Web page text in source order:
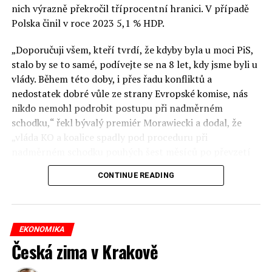
Zavedení povinných kontrol na dovozy drůbežího zatím
nepožadují Potravinářská komora ČR, ani Svaz obchodu
a cestovního ruchu ČR. Jedním z důvodů je fakt, že
Česko není ve výrobě drůbežího masa soběstačné, na
rozdíl od hovězího.
České noviny/ČTK
RELATED TOPICS:
Energa staví novou větrnou farmu
Jaromír Piskoř
redaktor a editor polskodnes.cz
nich výrazně překročil tříprocentní hranici. V případě
Polska činil v roce 2023 5,1 % HDP.
„Doporučuji všem, kteří tvrdí, že kdyby byla u moci PiS,
stalo by se to samé, podívejte se na 8 let, kdy jsme byli u
vlády. Během této doby, i přes řadu konfliktů a
nedostatek dobré vůle ze strany Evropské komise, nás
nikdo nemohl podrobit postupu při nadměrném
schodku,“ řekl bývalý premiér Morawiecki a dodal, že
„vláda KO a koalice spadly pod proceduru při
kdy byl více než 10 měsíců Morawiecki premiérem.
Prezident Institutu veřejných financí Sławomir Dudek
tvrdí, že v roce 2023 si byl Morawiecki vědom, že mu
hrozí procedura apři nadměrném schodku, ale snažil se
to před Poláky utajit, aby před volbami nerozproudil
CONTINUE READING
EKONOMIKA
Česká zima v Krakově